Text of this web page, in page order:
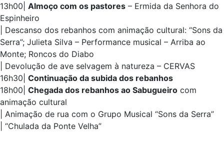
13h00| Almoço com os pastores – Ermida da Senhora do
Espinheiro
| Descanso dos rebanhos com animação cultural: “Sons da
Serra”; Julieta Silva – Performance musical – Arriba ao
Monte; Roncos do Diabo
| Devolução de ave selvagem à natureza – CERVAS
16h30| Continuação da subida dos rebanhos
18h00| Chegada dos rebanhos ao Sabugueiro com
animação cultural
| Animação de rua com o Grupo Musical “Sons da Serra”
| “Chulada da Ponte Velha”